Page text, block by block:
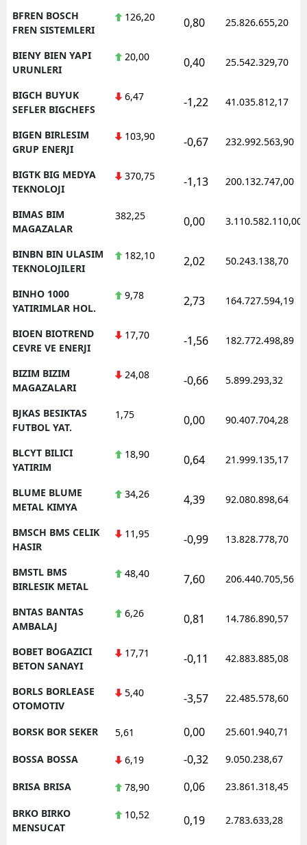
BFREN BOSCH
FREN SISTEMLERI
126,20 0,80 25.826.655,20
BIENY BIEN YAPI
URUNLERI
20,00 0,40 25.542.329,70
BIGCH BUYUK
SEFLER BIGCHEFS
6,47 -1,22 41.035.812,17
BIGEN BIRLESIM
GRUP ENERJI
103,90 -0,67 232.992.563,90
BIGTK BIG MEDYA
TEKNOLOJI
370,75 -1,13 200.132.747,00
BIMAS BIM
MAGAZALAR
382,25 0,00 3.110.582.110,00
BINBN BIN ULASIM
TEKNOLOJILERI
182,10 2,02 50.243.138,70
BINHO 1000
YATIRIMLAR HOL.
9,78 2,73 164.727.594,19
BIOEN BIOTREND
CEVRE VE ENERJI
17,70 -1,56 182.772.498,89
BIZIM BIZIM
MAGAZALARI
24,08 -0,66 5.899.293,32
BJKAS BESIKTAS
FUTBOL YAT.
1,75 0,00 90.407.704,28
BLCYT BILICI
YATIRIM
18,90 0,64 21.999.135,17
BLUME BLUME
METAL KIMYA
34,26 4,39 92.080.898,64
BMSCH BMS CELIK
HASIR
11,95 -0,99 13.828.778,70
BMSTL BMS
BIRLESIK METAL
48,40 7,60 206.440.705,56
BNTAS BANTAS
AMBALAJ
6,26 0,81 14.786.890,57
BOBET BOGAZICI
BETON SANAYI
17,71 -0,11 42.883.885,08
BORLS BORLEASE
OTOMOTIV
5,40 -3,57 22.485.578,60
BORSK BOR SEKER 5,61 0,00 25.601.940,71
BOSSA BOSSA 6,19 -0,32 9.050.238,67
BRISA BRISA 78,90 0,06 23.861.318,45
BRKO BIRKO
MENSUCAT
10,52 0,19 2.783.633,28